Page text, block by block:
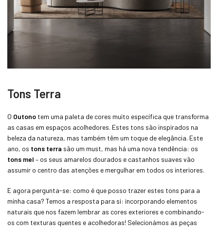
Tons Terra
O Outono tem uma paleta de cores muito específica que transforma
as casas em espaços acolhedores. Estes tons são inspirados na
beleza da natureza, mas também têm um toque de elegância. Este
ano, os tons terra são um must, mas há uma nova tendência: os
tons mel – os seus amarelos dourados e castanhos suaves vão
assumir o centro das atenções e mergulhar em todos os interiores.
E agora pergunta-se: como é que posso trazer estes tons para a
minha casa? Temos a resposta para si: incorporando elementos
naturais que nos fazem lembrar as cores exteriores e combinando-
os com texturas quentes e acolhedoras! Selecionámos as peças